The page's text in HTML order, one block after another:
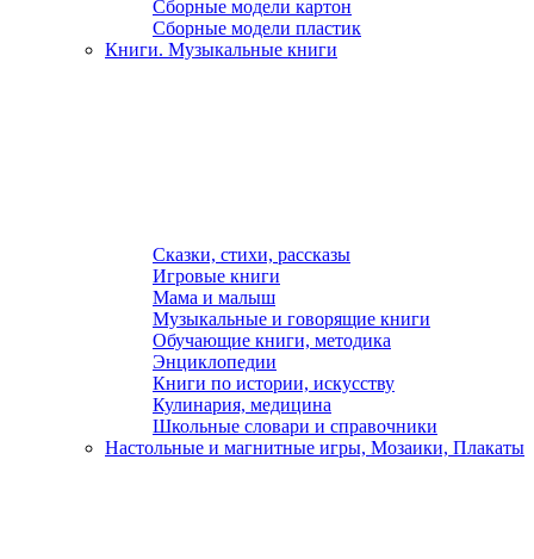
Сборные модели картон
Сборные модели пластик
Книги. Музыкальные книги
Сказки, стихи, рассказы
Игровые книги
Мама и малыш
Музыкальные и говорящие книги
Обучающие книги, методика
Энциклопедии
Книги по истории, искусству
Кулинария, медицина
Школьные словари и справочники
Настольные и магнитные игры, Мозаики, Плакаты